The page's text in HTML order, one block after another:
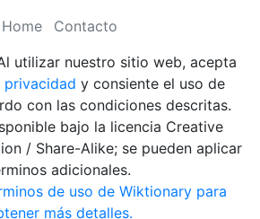
Home
Contacto
utilizar nuestro sitio web, acepta
privacidad y consiente el uso de
con las condiciones descritas.
bajo la licencia Creative
/ Share-Alike; se pueden aplicar
adicionales.
de uso de Wiktionary para
más detalles.